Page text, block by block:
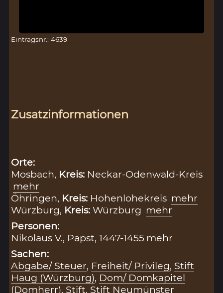
Eintragsnr.: 4639
Zusatzinformationen
Orte:
Mosbach, Kreis: Neckar-Odenwald-Kreis
mehr
Öhringen, Kreis: Hohenlohekreis mehr
Würzburg, Kreis:Würzburg mehr
Personen:
Nikolaus V., Papst, 1447-1455 mehr
Sachen:
Abgabe/ Steuer, Freiheit/ Privileg, Stift
Haug (Würzburg), Dom/ Domkapitel
(Domherr), Stift, Stift Neumünster